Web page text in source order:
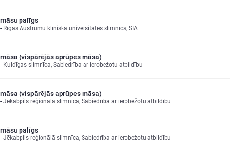
māsu palīgs
Rīgas Austrumu klīniskā universitātes slimnīca, SIA
māsa (vispārējās aprūpes māsa)
Kuldīgas slimnīca, Sabiedrība ar ierobežotu atbildību
māsa (vispārējās aprūpes māsa)
Jēkabpils reģionālā slimnīca, Sabiedrība ar ierobežotu atbildību
māsu palīgs
Jēkabpils reģionālā slimnīca, Sabiedrība ar ierobežotu atbildību